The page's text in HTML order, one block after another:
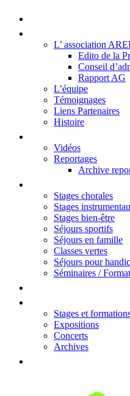
L’ association
Edito de la
Conseil
Rapport AG
L’équipe
Témoignages
Liens Partenaires
Histoire
Vidéos
Reportages
Archive
Stages chorales
Stages
Stages bien-être
Séjours sportifs
Séjours en famille
Classes vertes
Séjours pour
Séminaires /
Stages et
Expositions
Concerts
Archives